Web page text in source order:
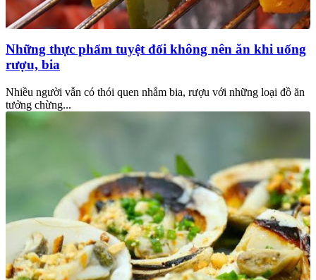
Những thực phẩm tuyệt đối không nên ăn khi uống
rượu, bia
Nhiều người vẫn có thói quen nhắm bia, rượu với những loại đồ ăn
tưởng chừng...